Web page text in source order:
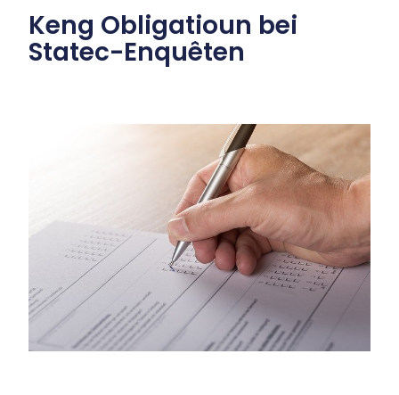
Keng Obligatioun bei
Statec-Enquêten